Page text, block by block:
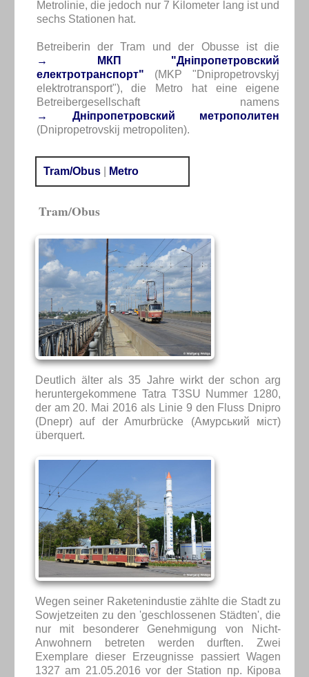
Metrolinie, die jedoch nur 7 Kilometer lang ist und
sechs Stationen hat.
Betreiberin der Tram und der Obusse ist die
→ МКП "Дніпропетровский
електротранспорт" (MKP "Dnipropetrovskyj
elektrotransport"), die Metro hat eine eigene
Betreibergesellschaft namens
→ Днiпропетровский метрополитен
(Dnipropetrovskij metropoliten).
Tram/Obus Metro
Tram/Obus
Deutlich älter als 35 Jahre wirkt der schon arg
heruntergekommene Tatra T3SU Nummer 1280,
der am 20. Mai 2016 als Linie 9 den Fluss Dnipro
(Dnepr) auf der Amurbrücke (Амурський міст)
überquert.
Wegen seiner Raketenindustie zählte die Stadt zu
Sowjetzeiten zu den 'geschlossenen Städten', die
nur mit besonderer Genehmigung von Nicht-
Anwohnern betreten werden durften. Zwei
Exemplare dieser Erzeugnisse passiert Wagen
1327 am 21.05.2016 vor der Station пр. Кірова